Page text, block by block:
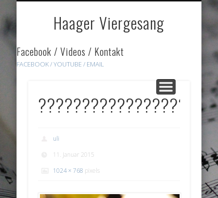
Haager Viergesang
Facebook / Videos / Kontakt
FACEBOOK /YOUTUBE / EMAIL
uli
11. Januar 2015
1024 × 768 pixels